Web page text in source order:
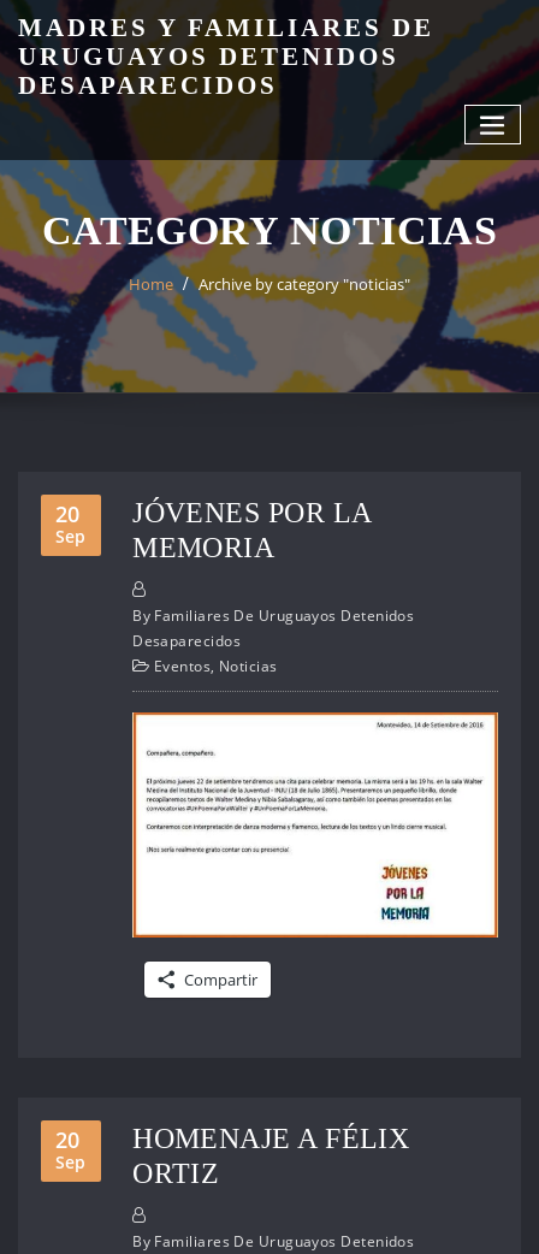
Skip
content
MADRES Y FAMILIARES DE
URUGUAYOS DETENIDOS
DESAPARECIDOS
CATEGORY NOTICIAS
Home Archive by category "noticias"
20
Sep
JÓVENES POR LA
MEMORIA
By Familiares De Uruguayos Detenidos
Desaparecidos
Eventos, Noticias
Compartir
20
Sep
HOMENAJE A FÉLIX
ORTIZ
By Familiares De Uruguayos Detenidos